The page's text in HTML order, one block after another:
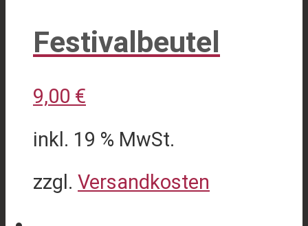
weist
mehrere
auf.
Die
Optionen
können
auf
Festivalbeutel
9,00 €
inkl. 19 % MwSt.
zzgl. Versandkosten